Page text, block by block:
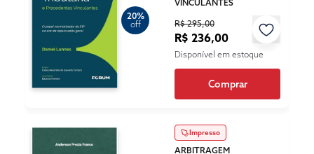
20%
off
VINCULANTES
R$ 295,00
R$ 236,00
Disponível em estoque
Comprar
Impresso
ARBITRAGEM